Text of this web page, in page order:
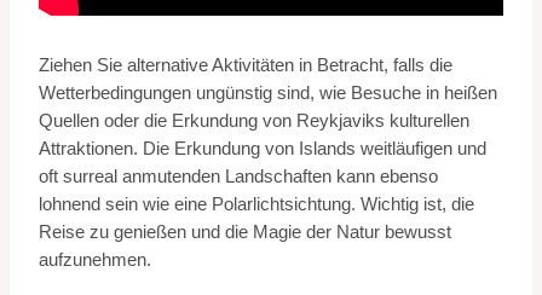
Ziehen Sie alternative Aktivitäten in Betracht, falls die
Wetterbedingungen ungünstig sind, wie Besuche in heißen
Quellen oder die Erkundung von Reykjaviks kulturellen
Attraktionen. Die Erkundung von Islands weitläufigen und
oft surreal anmutenden Landschaften kann ebenso
lohnend sein wie eine Polarlichtsichtung. Wichtig ist, die
Reise zu genießen und die Magie der Natur bewusst
aufzunehmen.